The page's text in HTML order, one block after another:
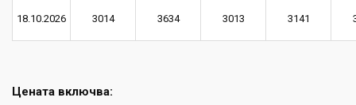
18.10.2026 3014 3634 3013 3141
Цената включва: